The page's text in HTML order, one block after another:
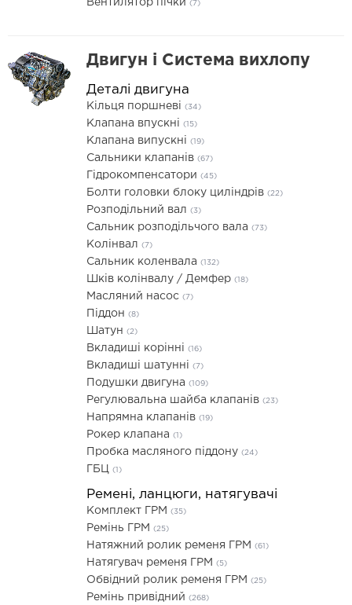
Вентилятор пічки (7)
Двигун і Система вихлопу
Деталі двигуна
Кільця поршневі (34)
Клапана впускні (15)
Клапана випускні (19)
Сальники клапанів (67)
Гідрокомпенсатори (45)
Болти головки блоку циліндрів (22)
Розподільний вал (3)
Сальник розподільчого вала (73)
Колінвал (7)
Сальник коленвала (132)
Шків колінвалу / Демфер (18)
Масляний насос (7)
Піддон (8)
Шатун (2)
Вкладиші корінні (16)
Вкладиші шатунні (7)
Подушки двигуна (109)
Регулювальна шайба клапанів (23)
Напрямна клапанів (19)
Рокер клапана (1)
Пробка масляного піддону (24)
ГБЦ (1)
Ремені, ланцюги, натягувачі
Комплект ГРМ (35)
Ремінь ГРМ (25)
Натяжний ролик ременя ГРМ (61)
Натягувач ременя ГРМ (5)
Обвідний ролик ременя ГРМ (25)
Ремінь привідний (268)